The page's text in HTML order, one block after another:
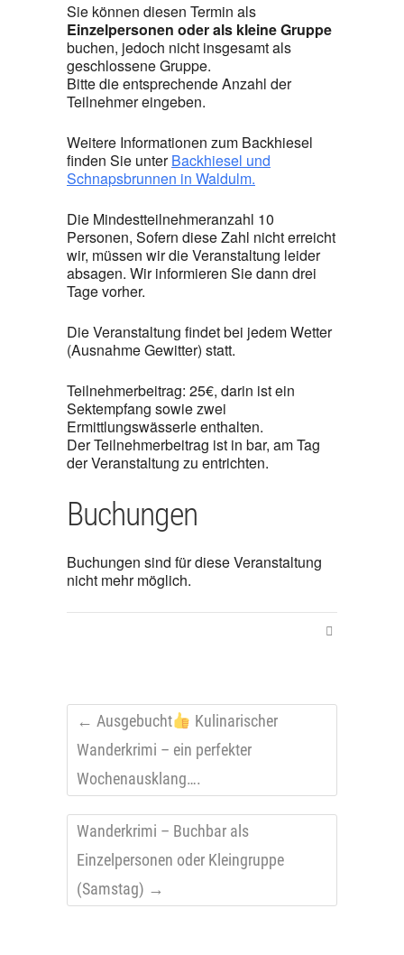
Sie können diesen Termin als
Einzelpersonen oder als kleine Gruppe
buchen, jedoch nicht insgesamt als
geschlossene Gruppe.
Bitte die entsprechende Anzahl der
Teilnehmer eingeben.
Weitere Informationen zum Backhiesel
finden Sie unterBackhiesel und
Schnapsbrunnen in Waldulm.
Die Mindestteilnehmeranzahl 10
Personen, Sofern diese Zahl nicht erreicht
wir, müssen wir die Veranstaltung leider
absagen. Wir informieren Sie dann drei
Tage vorher.
Die Veranstaltung findet bei jedem Wetter
(Ausnahme Gewitter) statt.
Teilnehmerbeitrag: 25€, darin ist ein
Sektempfang sowie zwei
Ermittlungswässerle enthalten.
Der Teilnehmerbeitrag ist in bar, am Tag
der Veranstaltung zu entrichten.
Buchungen
Buchungen sind für diese Veranstaltung
nicht mehr möglich.
← Ausgebucht
Kulinarischer
Wanderkrimi – ein perfekter
Wochenausklang….
Wanderkrimi – Buchbar als
Einzelpersonen oder Kleingruppe
(Samstag) →